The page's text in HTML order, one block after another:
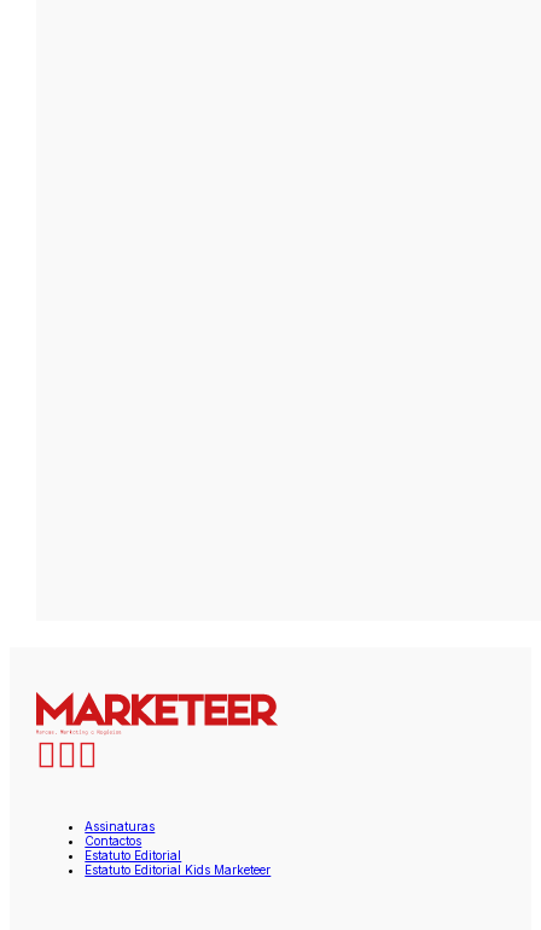
Assinaturas
Contactos
Estatuto Editorial
Estatuto Editorial Kids Marketeer